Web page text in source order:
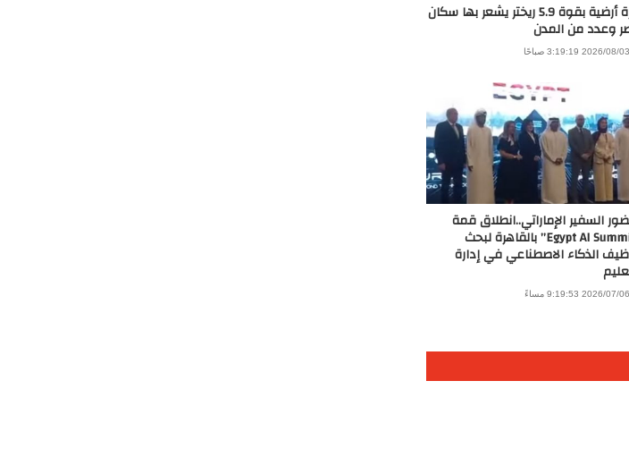
هزة أرضية بقوة 5.9 ريختر يشعر بها سكان
وعدد من المدن
2026/08/03 3:19:19 صباحًا
السفير الإماراتي..انطلاق قمة
“Egypt AI Summit” بالقاهرة لبحث
الذكاء الاصطناعي في إدارة
2026/07/06 9:19:53 مساءً